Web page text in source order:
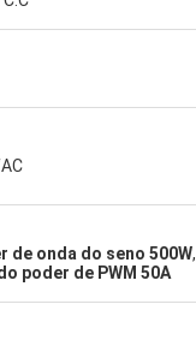
de onda do seno 500W,
poder de PWM 50A